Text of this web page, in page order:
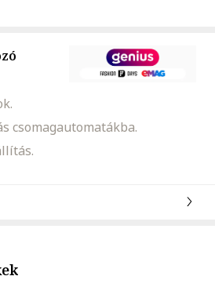
csomagautomatákba.